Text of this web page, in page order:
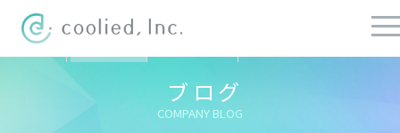
ブログ
COMPANY BLOG
ての記事